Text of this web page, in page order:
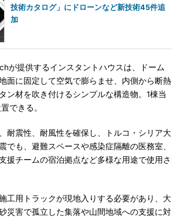
技術カタログ」にドローンなど新技術45件追
加
が提供するインスタントハウスは、ドーム
面に固定して空気で膨らませ、内側から断熱
ン材を吹き付けるシンプルな構造物。1棟当
できる。
耐震性、耐風性を確保し、トルコ・シリア大
でも、避難スペースや感染症隔離の医務室、
援チームの宿泊拠点など多様な用途で使用さ
工用トラックが現地入りする必要があり、大
災害で孤立した集落や山間地域への支援に対